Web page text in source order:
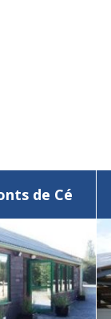
de Cé